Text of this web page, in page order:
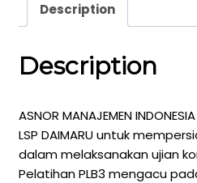
Description
Description
ASNOR MANAJEMEN
LSP DAIMARU untuk
dalam melaksanakan ujian
Pelatihan PLB3 mengacu